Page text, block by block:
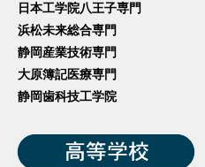
日本工学院八王子専門
浜松未来総合専門
静岡産業技術専門
大原簿記医療専門
静岡歯科技工学院